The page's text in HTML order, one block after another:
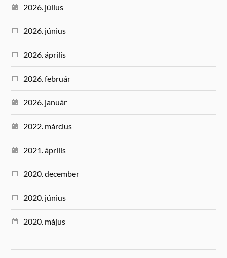
2026. július
2026. június
2026. április
2026. február
2026. január
2022. március
2021. április
2020. december
2020. június
2020. május